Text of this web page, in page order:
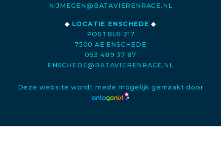
NIJMEGEN@BATAVIERENRACE.NL
◆ LOCATIE ENSCHEDE ◆
POSTBUS 217
7500 AE ENSCHEDE
053 489 37 87
ENSCHEDE@BATAVIERENRACE.NL
Deze website wordt mede mogelijk gemaakt door